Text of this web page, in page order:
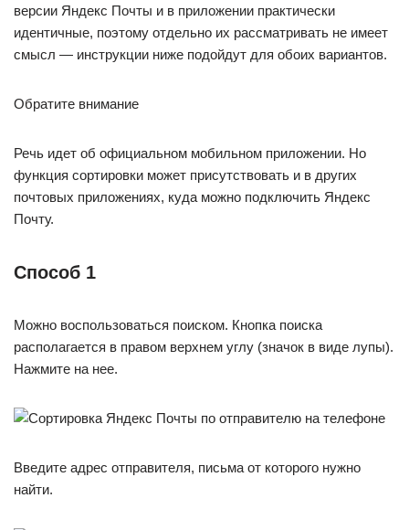
версии Яндекс Почты и в приложении практически
идентичные, поэтому отдельно их рассматривать не имеет
смысл — инструкции ниже подойдут для обоих вариантов.
Обратите внимание
Речь идет об официальном мобильном приложении. Но
функция сортировки может присутствовать и в других
почтовых приложениях, куда можно подключить Яндекс
Почту.
Способ 1
Можно воспользоваться поиском. Кнопка поиска
располагается в правом верхнем углу (значок в виде лупы).
Нажмите на нее.
Введите адрес отправителя, письма от которого нужно
найти.